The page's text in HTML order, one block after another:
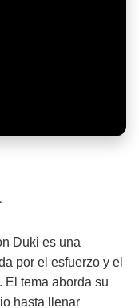
Duki es una
por el esfuerzo y el
El tema aborda su
hasta llenar